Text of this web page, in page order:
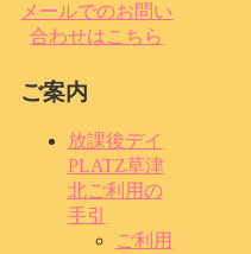
メールでのお問い
合わせはこちら
ご案内
放課後デイ
PLATZ草津
北ご利用の
手引
ご利用